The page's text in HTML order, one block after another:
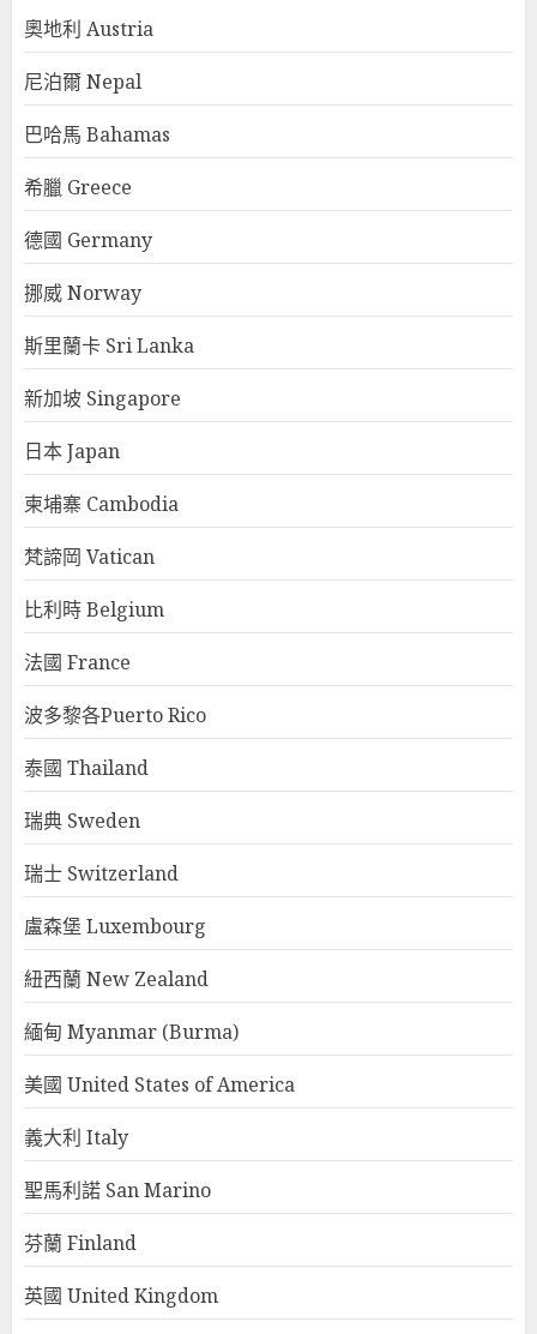
奧地利 Austria
尼泊爾 Nepal
巴哈馬 Bahamas
希臘 Greece
德國 Germany
挪威 Norway
斯里蘭卡 Sri Lanka
新加坡 Singapore
日本 Japan
柬埔寨 Cambodia
梵諦岡 Vatican
比利時 Belgium
法國 France
波多黎各Puerto Rico
泰國 Thailand
瑞典 Sweden
瑞士 Switzerland
盧森堡 Luxembourg
紐西蘭 New Zealand
緬甸 Myanmar (Burma)
美國 United States of America
義大利 Italy
聖馬利諾 San Marino
芬蘭 Finland
英國 United Kingdom